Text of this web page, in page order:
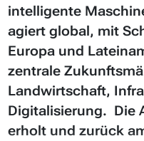
intelligente
agiert global, mit
Europa und
zentrale
Landwirtschaft,
Digitalisierung. Die
erholt und zurück